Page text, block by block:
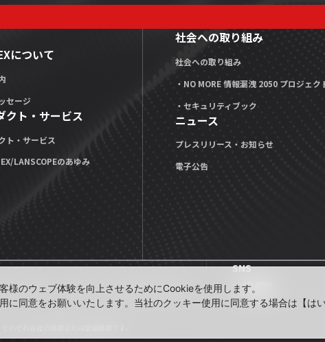
について
セージ
クト・サービス
ト・サービス
LANSCOPEのあゆみ
社会への取り組み
社会への取り組み
・NO MORE 情報漏洩 2050 プロジェク
・セキュリティブック
ニュース
プレスリリース・お知らせ
電子公告
公式note」 技術ブログ「MOTEX TECH BLOG」
SNS
れぞれ各社の商標または登録商標です。
のウェブ体験を向上させるためにCookieを使用します。
に同意をお願いいたします。当社のクッキー使用に同意する場合は【は